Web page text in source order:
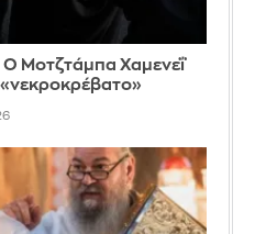
Ο Μοτζτάμπα Χαμενεΐ
«νεκροκρέβατο»